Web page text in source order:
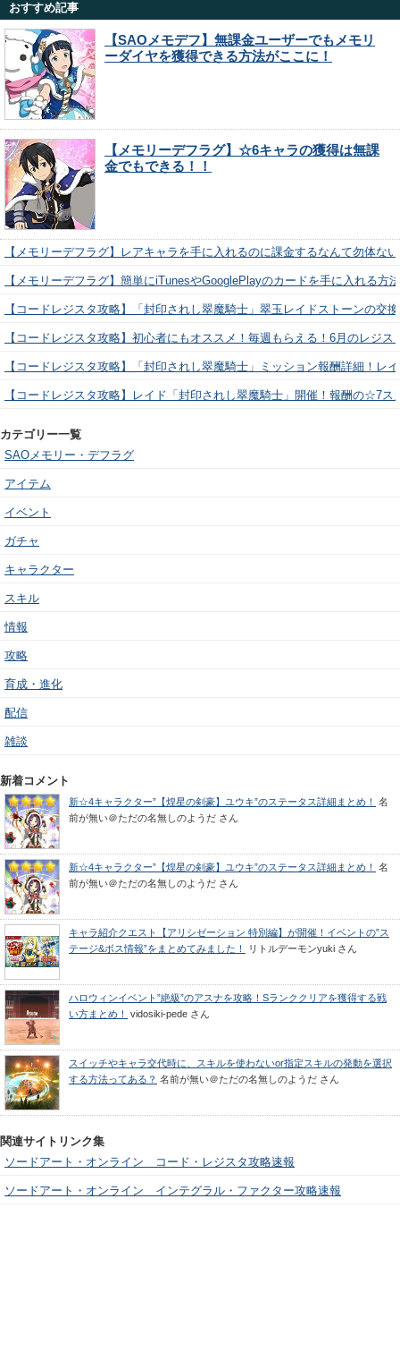
おすすめ記事
【SAOメモデフ】無課金ユーザーでもメモリ
ーダイヤを獲得できる方法がここに！
【メモリーデフラグ】☆6キャラの獲得は無課
金でもできる！！
【メモリーデフラグ】レアキャラを手に入れるのに課金するなんて勿体な
【メモリーデフラグ】簡単にiTunesやGooglePlayのカードを手に入れる方
【コードレジスタ攻略】「封印されし翠魔騎士」翠玉レイドストーンの交
【コードレジスタ攻略】初心者にもオススメ！毎週もらえる！6月のレジ
【コードレジスタ攻略】「封印されし翠魔騎士」ミッション報酬詳細！レ
【コードレジスタ攻略】レイド「封印されし翠魔騎士」開催！報酬の☆7
カテゴリー一覧
SAOメモリー・デフラグ
アイテム
イベント
ガチャ
キャラクター
スキル
情報
攻略
育成・進化
配信
雑談
新着コメント
新☆4キャラクター”【煌星の剣豪】ユウキ”のステータス詳細まとめ！
名
前が無い＠ただの名無しのようだ さん
新☆4キャラクター”【煌星の剣豪】ユウキ”のステータス詳細まとめ！
名
前が無い＠ただの名無しのようだ さん
キャラ紹介クエスト【アリシゼーション 特別編】が開催！イベントの”ス
テージ&ボス情報”をまとめてみました！
リトルデーモンyuki さん
ハロウィンイベント”絶級”のアスナを攻略！Sランククリアを獲得する戦
い方まとめ！
vidosiki-pede さん
スイッチやキャラ交代時に、スキルを使わないor指定スキルの発動を選択
する方法ってある？ 名前が無い＠ただの名無しのようだ さん
関連サイトリンク集
ソードアート・オンライン コード・レジスタ攻略速報
ソードアート・オンライン インテグラル・ファクター攻略速報